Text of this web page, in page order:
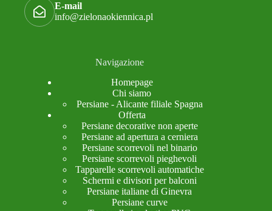
E-mail
info@zielonaokiennica.pl
Navigazione
Homepage
Chi siamo
Persiane - Alicante filiale Spagna
Offerta
Persiane decorative non aperte
Persiane ad apertura a cerniera
Persiane scorrevoli nel binario
Persiane scorrevoli pieghevoli
Tapparelle scorrevoli automatiche
Schermi e divisori per balconi
Persiane italiane di Ginevra
Persiane curve